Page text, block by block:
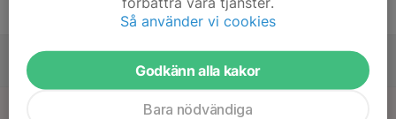
Lör
Inomhusträningar
Så använder vi cookies
Godkänn alla kakor
Bara nödvändiga